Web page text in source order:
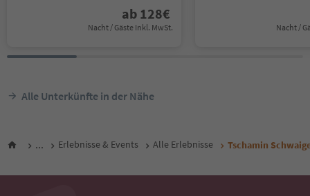
ab 128€
Nacht / Gäste Inkl. MwSt. Nacht /
Alle Unterkünfte in der Nähe
... Erlebnisse & Events Alle Erlebnisse Tschamin